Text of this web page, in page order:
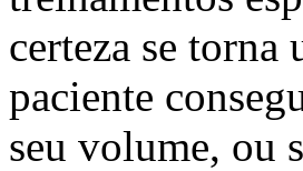
certeza se torna
paciente
seu volume, ou